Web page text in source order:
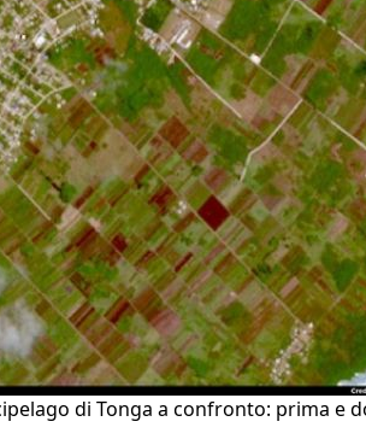
di Tonga a confronto: prima e